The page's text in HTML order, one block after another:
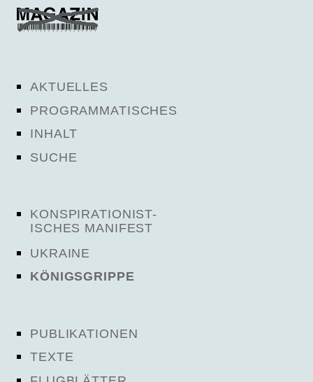
AKTUELLES
PROGRAMMATISCHES
INHALT
SUCHE
KONSPIRATIONIST-
ISCHES MANIFEST
UKRAINE
KÖNIGSGRIPPE
PUBLIKATIONEN
TEXTE